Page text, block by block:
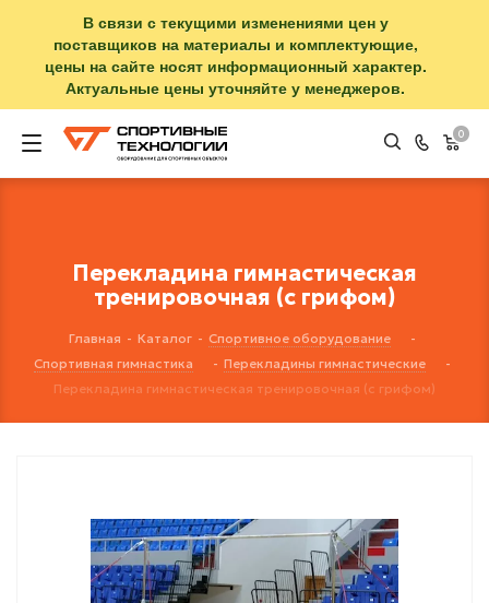
В связи с текущими изменениями цен у
поставщиков на материалы и комплектующие,
цены на сайте носят информационный характер.
Актуальные цены уточняйте у менеджеров.
0
Перекладина гимнастическая
тренировочная (с грифом)
Главная - Каталог - Спортивное оборудование
-
Спортивная гимнастика
- Перекладины гимнастические
-
Перекладина гимнастическая тренировочная (с грифом)